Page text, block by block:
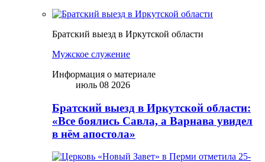
Братский выезд в Иркутской области
Мужское служение
Информация о материале
июль 08 2026
Братский выезд в Иркутской области:
«Все боялись Савла, а Варнава увидел
в нём апостола»